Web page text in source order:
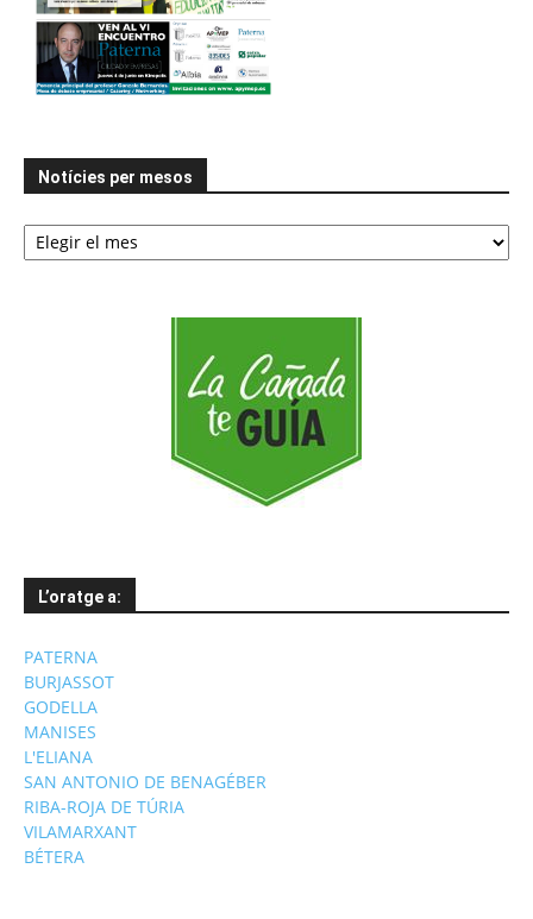
Notícies per mesos
Notícies
per
L’oratge a:
PATERNA
BURJASSOT
GODELLA
MANISES
L'ELIANA
SAN ANTONIO DE BENAGÉBER
RIBA-ROJA DE TÚRIA
VILAMARXANT
BÉTERA